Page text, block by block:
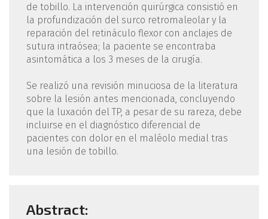
de tobillo. La intervención quirúrgica consistió en
la profundización del surco retromaleolar y la
reparación del retináculo flexor con anclajes de
sutura intraósea; la paciente se encontraba
asintomática a los 3 meses de la cirugía.
Se realizó una revisión minuciosa de la literatura
sobre la lesión antes mencionada, concluyendo
que la luxación del TP, a pesar de su rareza, debe
incluirse en el diagnóstico diferencial de
pacientes con dolor en el maléolo medial tras
una lesión de tobillo.
Abstract: